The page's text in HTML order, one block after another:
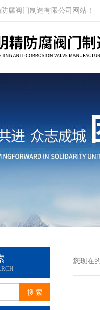
腐阀门制造有限公司网站！
您现在